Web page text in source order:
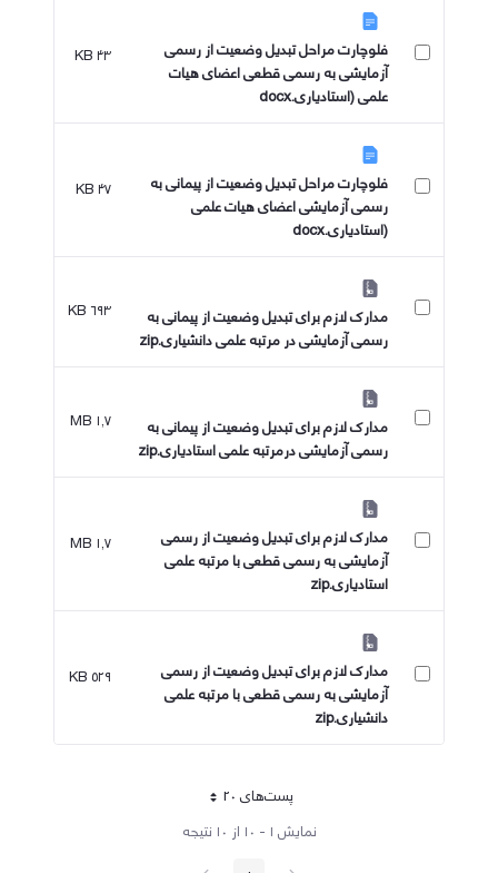
فلوچارت مراحل تبدیل وضعیت از رسمی
آزمایشی به رسمی قطعی اعضای هیات
علمی (استادیاری.docx
۴۳ KB
فلوچارت مراحل تبدیل وضعیت از پیمانی به
رسمی آزمایشی اعضای هیات علمی
(استادیاری.docx
۴۷ KB
مدارک لازم برای تبدیل وضعیت از پیمانی به
رسمی آزمایشی در مرتبه علمی دانشیاری.zip
۶۹۳ KB
مدارک لازم برای تبدیل وضعیت از پیمانی به
رسمی آزمایشی درمرتبه علمی استادیاری.zip
۱٫۷ MB
مدارک لازم برای تبدیل وضعیت از رسمی
آزمایشی به رسمی قطعی با مرتبه علمی
استادیاری.zip
۱٫۷ MB
مدارک لازم برای تبدیل وضعیت از رسمی
آزمایشی به رسمی قطعی با مرتبه علمی
دانشیاری.zip
۵۲۹ KB
پست‌‌های 20هر صفحه
نمایش ۱ - ۱۰ از ۱۰ نتیجه